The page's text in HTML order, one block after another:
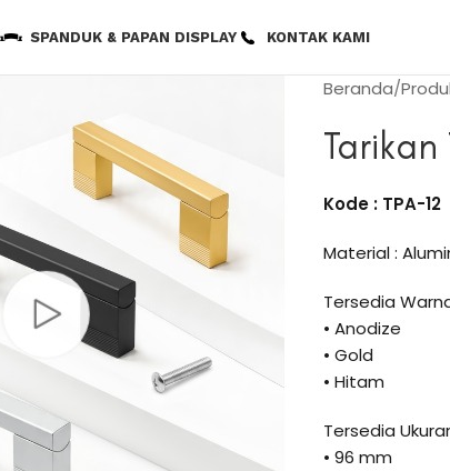
SPANDUK & PAPAN DISPLAY KONTAK KAMI
Beranda
Tarikan
Kode : TPA-12
Material :
Tersedia
• Anodize
• Gold
• Hitam
Tersedia
• 96 mm